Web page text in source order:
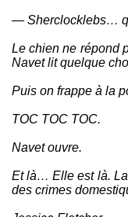
— Sherclocklebs…
Le chien ne répond
Navet lit quelque
Puis on frappe à la
TOC TOC TOC.
Navet ouvre.
Et là… Elle est là.
des crimes